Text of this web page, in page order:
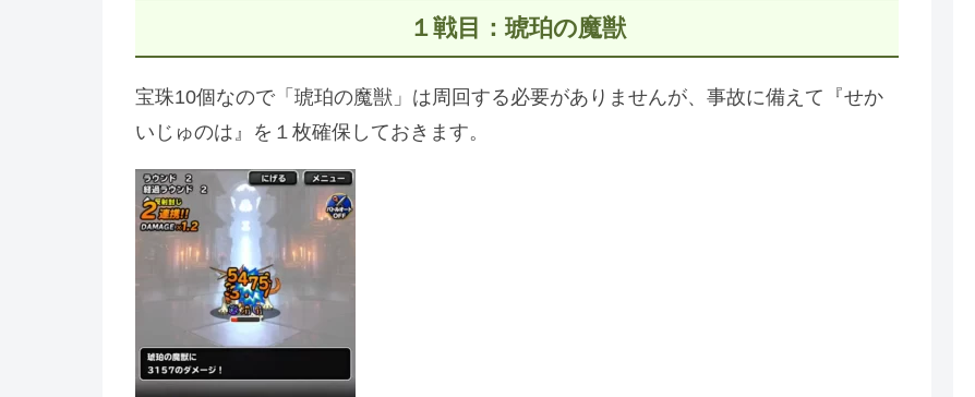
１戦目：琥珀の魔獣
宝珠10個なので「琥珀の魔獣」は周回する必要がありませんが、事故に備えて『せか
いじゅのは』を１枚確保しておきます。